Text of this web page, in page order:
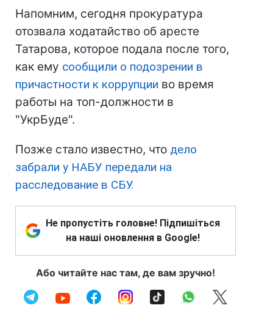
Напомним, сегодня прокуратура
отозвала ходатайство об аресте
Татарова, которое подала после того,
как ему сообщили о подозрении в
причастности к коррупции во время
работы на топ-должности в
"УкрБуде".
Позже стало известно, что дело
забрали у НАБУ передали на
расследование в СБУ.
Не пропустіть головне! Підпишіться
на наші оновлення в Google!
Або читайте нас там, де вам зручно!